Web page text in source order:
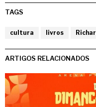
TAGS
cultura livros
ARTIGOS RELACIONADOS